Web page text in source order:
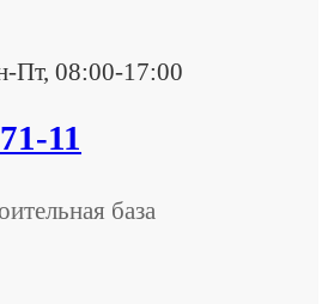
Пт, 08:00-17:00
11
база